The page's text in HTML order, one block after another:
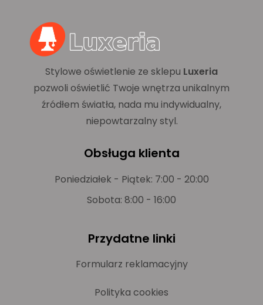
Stylowe oświetlenie ze sklepu Luxeria
pozwoli oświetlić Twoje wnętrza unikalnym
źródłem światła, nada mu indywidualny,
niepowtarzalny styl.
Obsługa klienta
Poniedziałek - Piątek: 7:00 - 20:00
Sobota: 8:00 - 16:00
Przydatne linki
Formularz reklamacyjny
Polityka cookies